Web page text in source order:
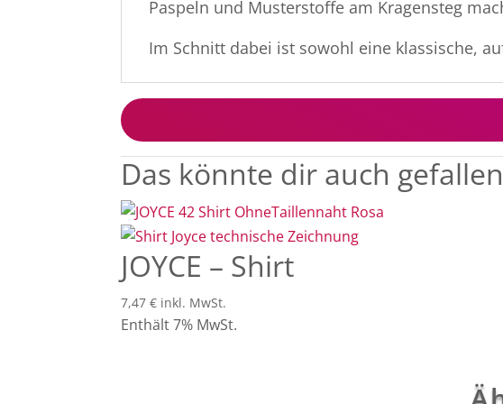
Paspeln und Musterstoffe am Kragensteg
Im Schnitt dabei ist sowohl eine klassische,
Das könnte dir auch
JOYCE – Shirt
7,47€ inkl. MwSt.
Enthält 7% MwSt.